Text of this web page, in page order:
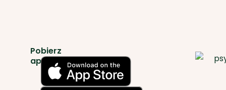
Pobierz
aplikację